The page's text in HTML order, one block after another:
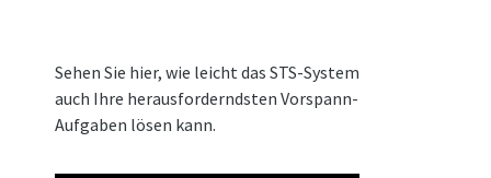
Sehen Sie hier, wie leicht das STS-System
auch Ihre herausforderndsten Vorspann-
Aufgaben lösen kann.